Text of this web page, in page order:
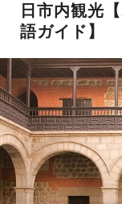
日市内観光
語ガイド】